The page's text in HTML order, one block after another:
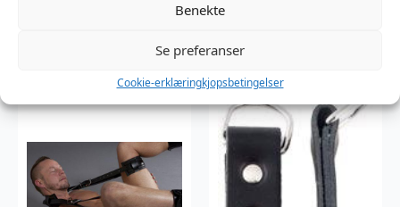
Benekte
Se preferanser
Cookie-erklæringkjopsbetingelser